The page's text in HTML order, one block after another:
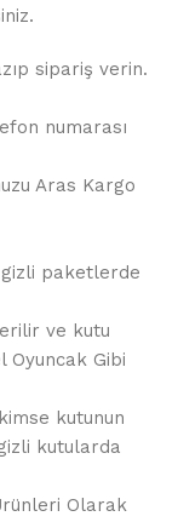
sipariş verin.
numarası
Aras Kargo
gizli paketlerde
ve kutu
Oyuncak Gibi
kutunun
kutularda
Olarak